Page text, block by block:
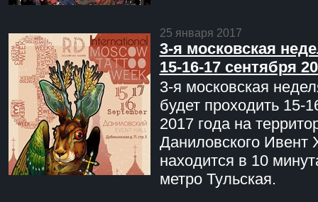
25 января 2017
3-я московская
15-16-17 сентября
3-я московская
будет проходить 15-
2017 года на
Даниловского Ивент
находится в 10
метро Тульская.